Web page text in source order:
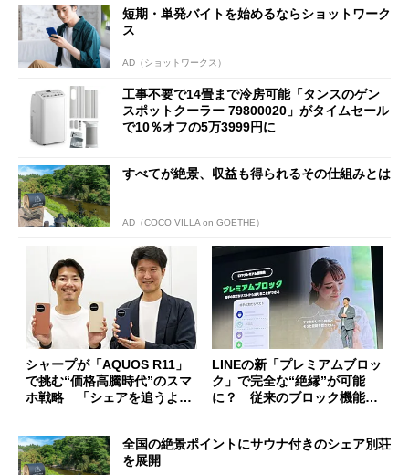
短期・単発バイトを始めるならショットワーク
ス
AD（ショットワークス）
工事不要で14畳まで冷房可能「タンスのゲン
スポットクーラー 79800020」がタイムセール
で10％オフの5万3999円に
すべてが絶景、収益も得られるその仕組みとは
AD（COCO VILLA on GOETHE）
シャープが「AQUOS R11」
で挑む“価格高騰時代”のスマ
ホ戦略 「シェアを追うより
LINEの新「プレミアムブロッ
ク」で完全な“絶縁”が可能
に？ 従来のブロック機能と
全国の絶景ポイントにサウナ付きのシェア別荘
を展開